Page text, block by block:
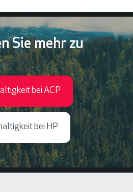
Sie mehr zu
bei ACP
bei HP